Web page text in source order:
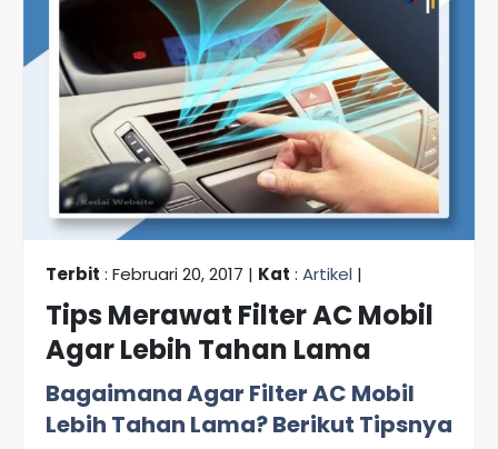
Terbit : Februari 20, 2017 | Kat : Artikel |
Tips Merawat Filter AC Mobil
Agar Lebih Tahan Lama
Bagaimana Agar Filter AC Mobil
Lebih Tahan Lama? Berikut Tipsnya